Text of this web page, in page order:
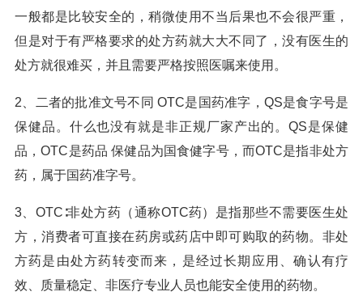
一般都是比较安全的，稍微使用不当后果也不会很严重，
但是对于有严格要求的处方药就大大不同了，没有医生的
处方就很难买，并且需要严格按照医嘱来使用。
2、二者的批准文号不同 OTC是国药准字，QS是食字号是
保健品。什么也没有就是非正规厂家产出的。QS是保健
品，OTC是药品 保健品为国食健字号，而OTC是指非处方
药，属于国药准字号。
3、OTC∶非处方药（通称OTC药）是指那些不需要医生处
方，消费者可直接在药房或药店中即可购取的药物。非处
方药是由处方药转变而来，是经过长期应用、确认有疗
效、质量稳定、非医疗专业人员也能安全使用的药物。